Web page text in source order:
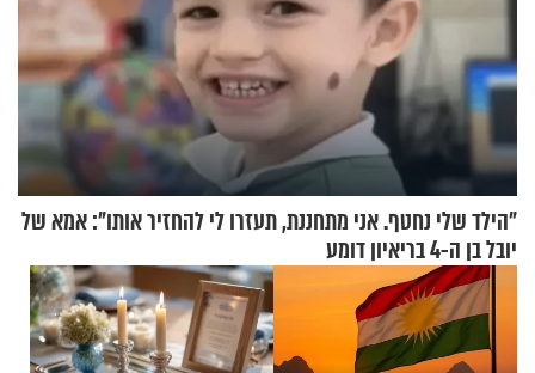
"הילד שלי נחטף. אני מתחננת, תעזרו לי להחזיר אותו": אמא של
יובל בן ה-4 בריאיון דומע